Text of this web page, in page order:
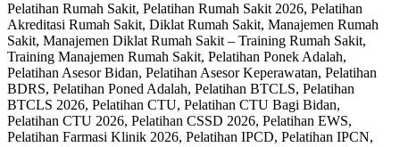
Pelatihan Rumah Sakit, Pelatihan Rumah Sakit 2026, Pelatihan
Akreditasi Rumah Sakit, Diklat Rumah Sakit, Manajemen Rumah
Sakit, Manajemen Diklat Rumah Sakit – Training Rumah Sakit,
Training Manajemen Rumah Sakit, Pelatihan Ponek Adalah,
Pelatihan Asesor Bidan, Pelatihan Asesor Keperawatan, Pelatihan
BDRS, Pelatihan Poned Adalah, Pelatihan BTCLS, Pelatihan
BTCLS 2026, Pelatihan CTU, Pelatihan CTU Bagi Bidan,
Pelatihan CTU 2026, Pelatihan CSSD 2026, Pelatihan EWS,
Pelatihan Farmasi Klinik 2026, Pelatihan IPCD, Pelatihan IPCN,